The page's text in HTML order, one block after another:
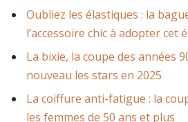
Oubliez les élastiques : la
l’accessoire chic à adopter cet
La bixie, la coupe des années
nouveau les stars en 2025
La coiffure anti-fatigue : la
les femmes de 50 ans et plus